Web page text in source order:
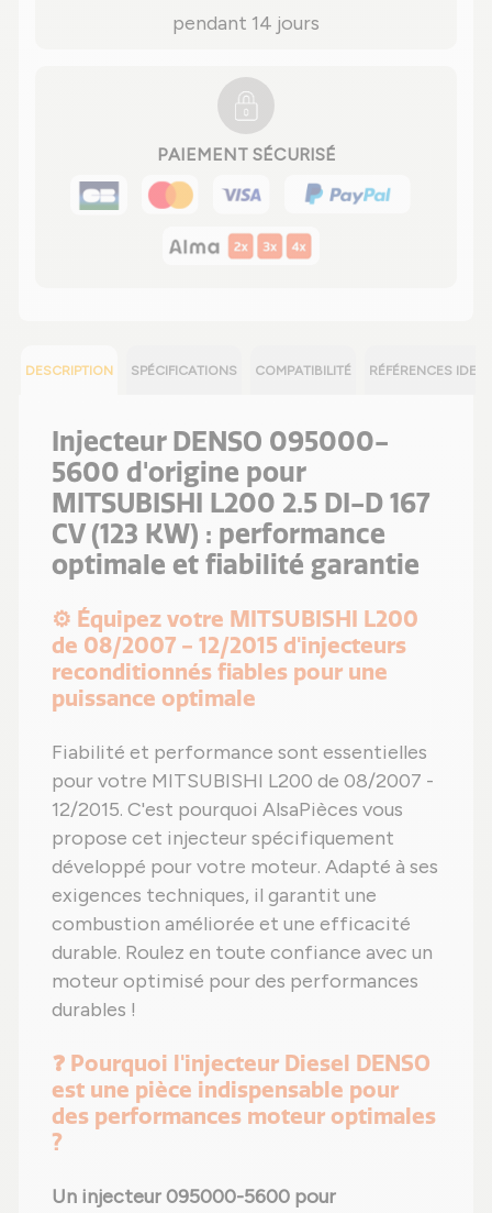
pendant 14 jours
PAIEMENT SÉCURISÉ
DESCRIPTION SPÉCIFICATIONS COMPATIBILITÉ RÉFÉRENCES
Injecteur DENSO 095000-
5600 d'origine pour
MITSUBISHI L200 2.5 DI-D 167
CV (123 KW) : performance
optimale et fiabilité garantie
⚙️ Équipez votre MITSUBISHI L200
de 08/2007 - 12/2015 d'injecteurs
reconditionnés fiables pour une
puissance optimale
Fiabilité et performance sont essentielles
pour votre MITSUBISHI L200 de 08/2007 -
12/2015. C'est pourquoi AlsaPièces vous
propose cet injecteur spécifiquement
développé pour votre moteur. Adapté à ses
exigences techniques, il garantit une
combustion améliorée et une efficacité
durable. Roulez en toute confiance avec un
moteur optimisé pour des performances
durables !
❓ Pourquoi l'injecteur Diesel DENSO
est une pièce indispensable pour
des performances moteur optimales
?
Un injecteur 095000-5600 pour